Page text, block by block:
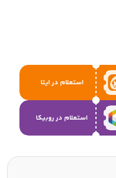
استعلام در ایتا
استعلام در روبیکا